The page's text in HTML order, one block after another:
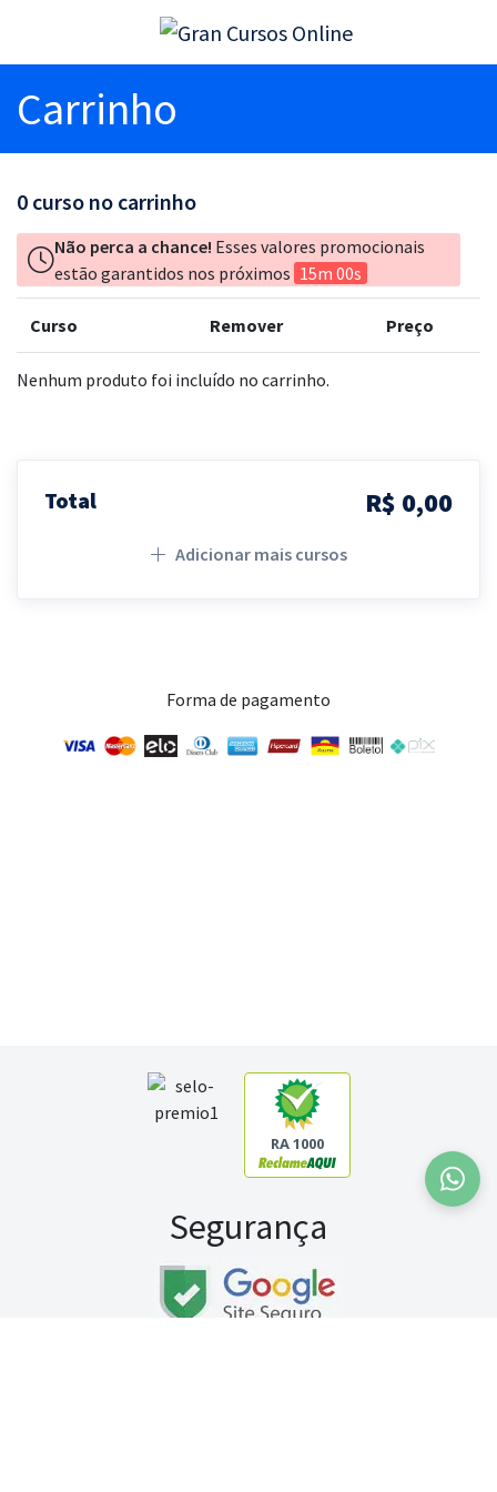
Carrinho
0 curso no carrinho
Não perca a chance! Esses valores promocionais
estão garantidos nos próximos 15m 00s
Curso Remover Preço
Nenhum produto foi incluído no carrinho.
Total R$ 0,00
Adicionar mais cursos
Forma de pagamento
RA 1000
Segurança